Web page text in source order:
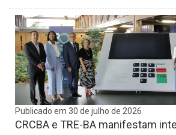
Publicado em 30 de julho de 2026
CRCBA e TRE-BA manifestam